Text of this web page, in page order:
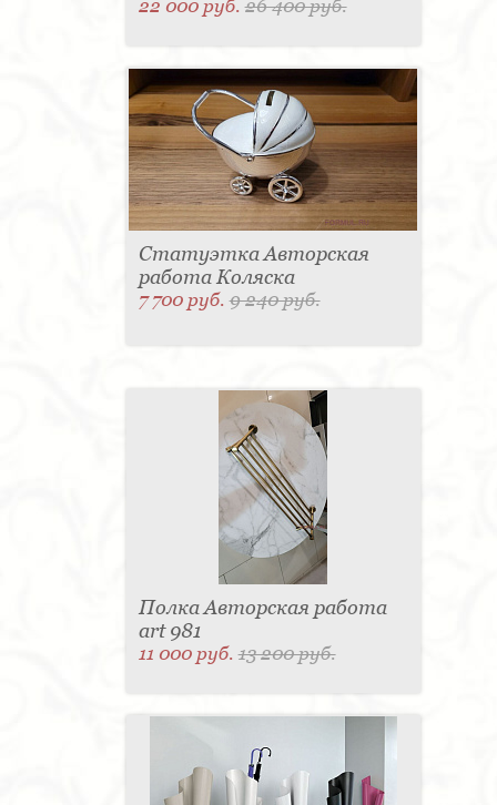
22 000 руб.26 400 руб.
Статуэтка Авторская
работа Коляска
7 700 руб.9 240 руб.
Полка Авторская работа
art 981
11 000 руб.13 200 руб.